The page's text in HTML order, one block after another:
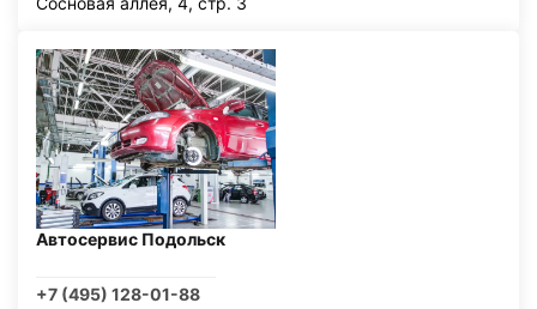
Автосервис Подольск
+7 (495) 128-01-88